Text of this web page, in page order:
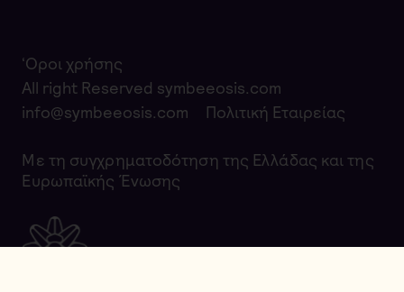
‘Οροι χρήσης
All right Reserved symbeeosis.com
info@symbeeosis.com
Πολιτική Εταιρείας
Με τη συγχρηματοδότηση της Ελλάδας και της
Ευρωπαϊκής Ένωσης